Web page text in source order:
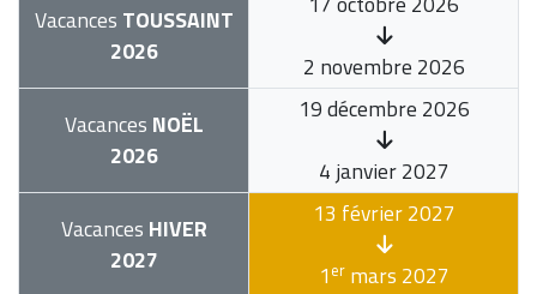
Vacances TOUSSAINT
2026
2 novembre 2026
Vacances NOËL
2026
19 décembre 2026
4 janvier 2027
Vacances HIVER
2027
13 février 2027
1ermars 2027